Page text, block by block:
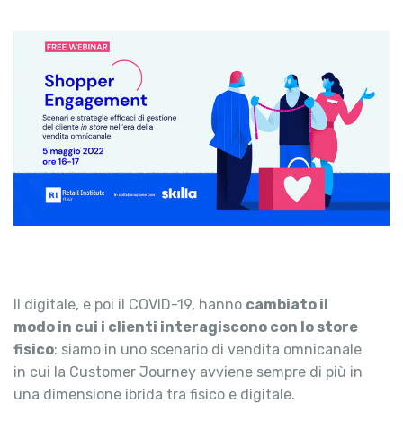
ll digitale, e poi il COVID-19, hanno cambiato il
modo in cui i clienti interagiscono con lo store
fisico: siamo in uno scenario di vendita omnicanale
in cui la Customer Journey avviene sempre di più in
una dimensione ibrida tra fisico e digitale.